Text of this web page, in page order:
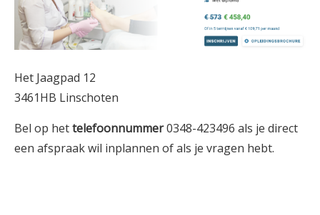
Het Jaagpad 12
3461HB Linschoten
Bel op hettelefoonnummer0348-423496 als je direct
een afspraak wil inplannen of als je vragen hebt.